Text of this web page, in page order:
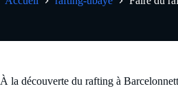
À la découverte du rafting à